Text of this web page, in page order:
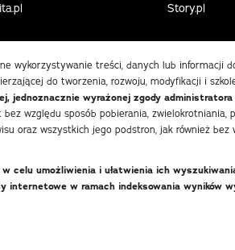
Story.pl
wykorzystywanie treści, danych lub informacji
do tworzenia, rozwoju, modyfikacji i
jednoznacznie wyrażonej zgody
względu sposób pobierania, zwielokrotniania,
oraz wszystkich jego podstron, jak również bez
celu umożliwienia i ułatwienia ich
w ramach indeksowania wyników